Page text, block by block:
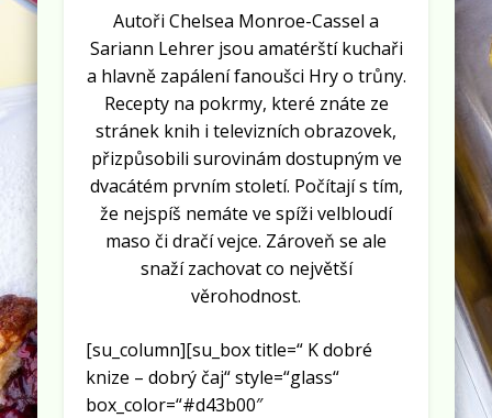
Autoři Chelsea Monroe-Cassel a
Sariann Lehrer jsou amatérští kuchaři
a hlavně zapálení fanoušci Hry o trůny.
Recepty na pokrmy, které znáte ze
stránek knih i televizních obrazovek,
přizpůsobili surovinám dostupným ve
dvacátém prvním století. Počítají s tím,
že nejspíš nemáte ve spíži velbloudí
maso či dračí vejce. Zároveň se ale
snaží zachovat co největší
věrohodnost.
[su_column][su_box title=“ K dobré
knize – dobrý čaj“ style=“glass“
box_color=“#d43b00″